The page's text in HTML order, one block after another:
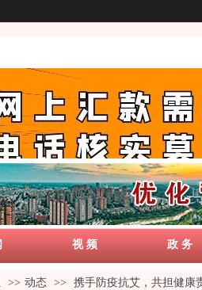
视 频 政 务
>> 动态 >> 携手防疫抗艾，共担健